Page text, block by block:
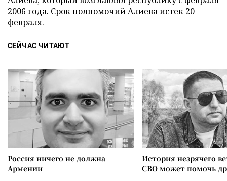
2006 года. Срок полномочий Алиева истек 20
февраля.
СЕЙЧАС ЧИТАЮТ
Россия ничего не должна
Армении
История незрячего
СВО может помочь